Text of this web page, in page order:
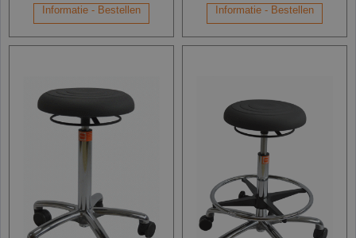
Informatie - Bestellen Informatie - Bestellen